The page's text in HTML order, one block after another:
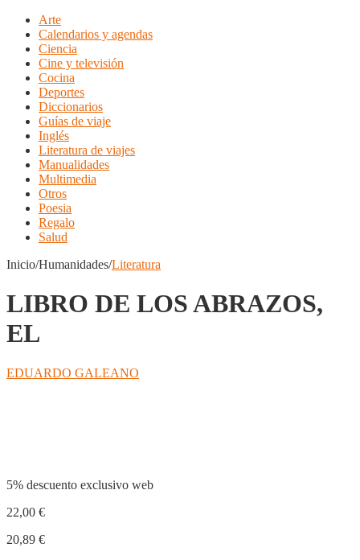
Arte
Calendarios y agendas
Ciencia
Cine y televisión
Cocina
Deportes
Diccionarios
Guías de viaje
Inglés
Literatura de viajes
Manualidades
Multimedia
Otros
Poesia
Regalo
Salud
Inicio/Humanidades/Literatura
LIBRO DE LOS ABRAZOS,
EL
EDUARDO GALEANO
5% descuento exclusivo web
22,00 €
20,89 €